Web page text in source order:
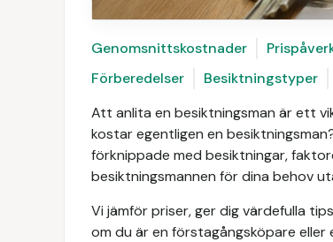
Genomsnittskostnader
Förberedelser
Besiktningstyper
Att anlita en besiktningsman är ett
kostar egentligen en
förknippade med besiktningar,
besiktningsmannen för dina behov
Vi jämför priser, ger dig värdefulla
om du är en förstagångsköpare